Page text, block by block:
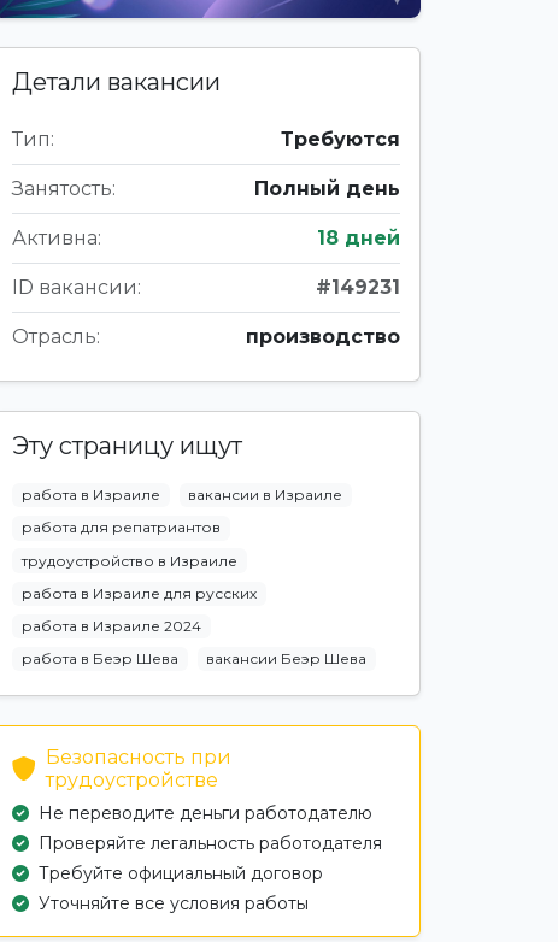
Детали вакансии
Тип: Требуются
Занятость: Полный день
Активна: 18 дней
ID вакансии: #149231
Отрасль: производство
Эту страницу ищут
работа в Израиле
вакансии в Израиле
работа для репатриантов
трудоустройство в Израиле
работа в Израиле для русских
работа в Израиле 2024
работа в Беэр Шева
вакансии Беэр Шева
Безопасность при
трудоустройстве
Не переводите деньги работодателю
Проверяйте легальность работодателя
Требуйте официальный договор
Уточняйте все условия работы